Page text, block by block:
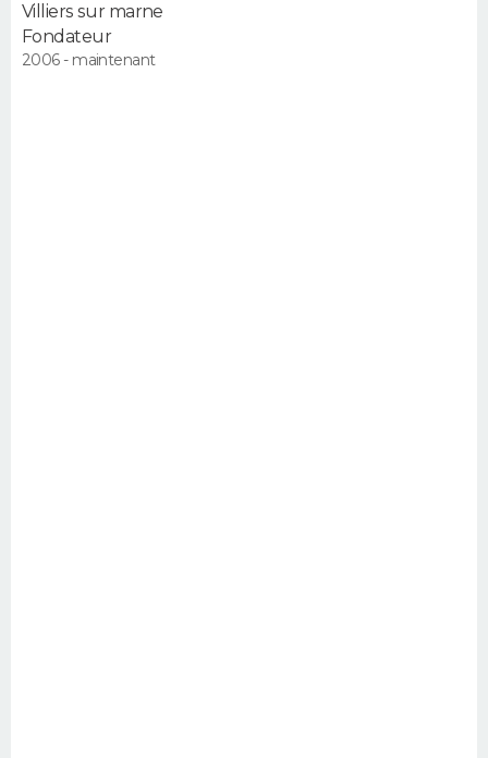
Villiers sur marne
Fondateur
2006 - maintenant